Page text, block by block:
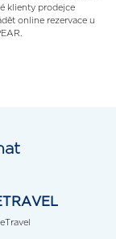
klienty prodejce
online rezervace u